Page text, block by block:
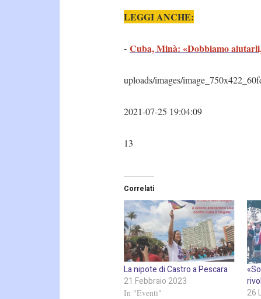
LEGGI ANCHE:
- Cuba, Minà: «Dobbiamo
uploads/images/
2021-07-25 19:04:09
13
Correlati
La nipote di Castro a Pescara
21 Febbraio 2023
In "Eventi"
26